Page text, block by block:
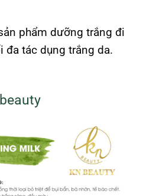
phẩm dưỡng trắng đi
đa tác dụng trắng da.